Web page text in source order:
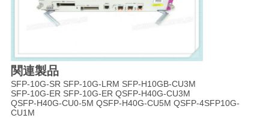
関連製品
SFP-10G-SR SFP-10G-LRM SFP-H10GB-CU3M
SFP-10G-ER SFP-10G-ER QSFP-H40G-CU3M
QSFP-H40G-CU0-5M QSFP-H40G-CU5M QSFP-4SFP10G-
CU1M